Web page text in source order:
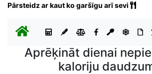
Pārsteidz ar kaut ko garšīgu arī sevi
Aprēķināt dienai
kaloriju